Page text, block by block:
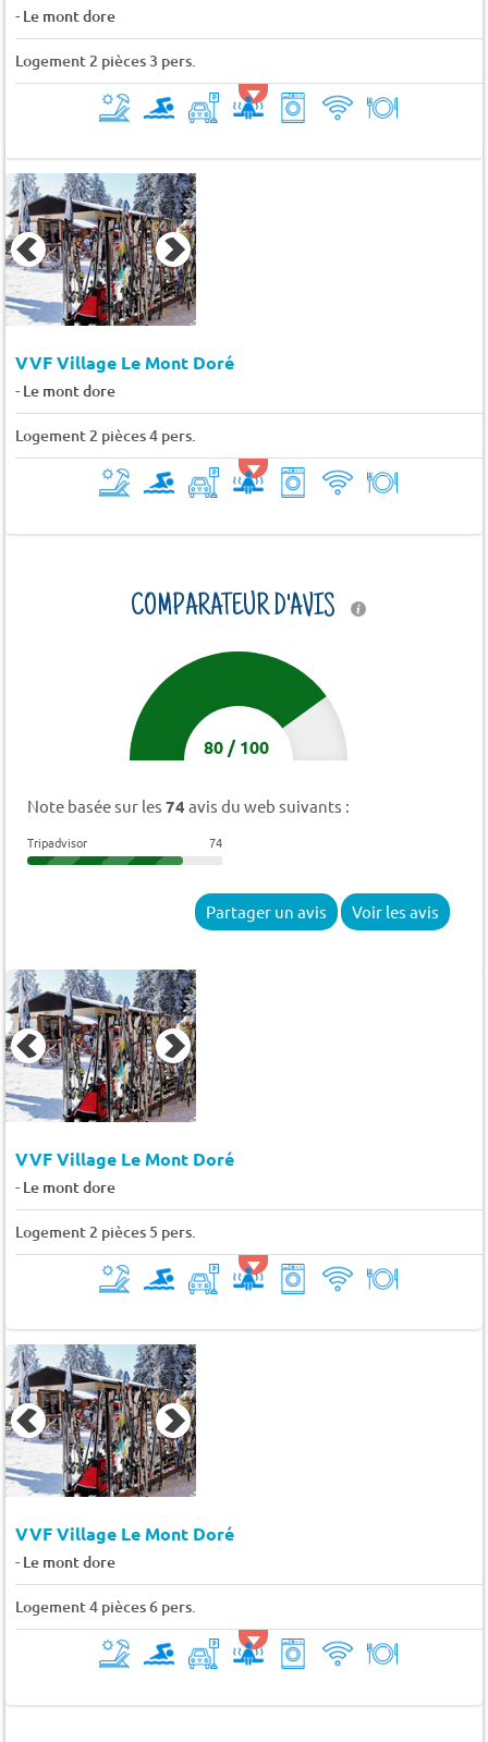
- Le mont dore
Logement 2 pièces 3 pers.
VVF Village Le Mont Doré
- Le mont dore
Logement 2 pièces 4 pers.
COMPARATEUR D'AVIS
80/100
Note basée sur les 74 avis du web suivants :
Tripadvisor 74
Partager un avis Voir les avis
VVF Village Le Mont Doré
- Le mont dore
Logement 2 pièces 5 pers.
VVF Village Le Mont Doré
- Le mont dore
Logement 4 pièces 6 pers.